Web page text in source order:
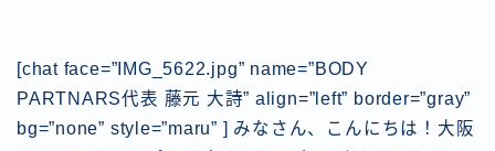
[chat face=”IMG_5622.jpg” name=”BODY
PARTNARS代表 藤元 大詩” align=”left” border=”gray”
bg=”none” style=”maru” ] みなさん、こんにちは！大阪